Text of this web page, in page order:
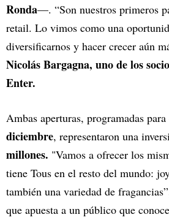
Ronda—. “Son nuestros primeros
retail. Lo vimos como una
diversificarnos y hacer crecer aún
Nicolás Bargagna, uno de los
Enter.
Ambas aperturas, programadas
diciembre, representaron una
millones. "Vamos a ofrecer los
tiene Tous en el resto del mundo:
también una variedad de
que apuesta a un público que